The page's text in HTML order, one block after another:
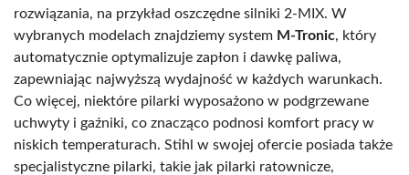
rozwiązania, na przykład oszczędne silniki 2-MIX. W
wybranych modelach znajdziemy system M-Tronic, który
automatycznie optymalizuje zapłon i dawkę paliwa,
zapewniając najwyższą wydajność w każdych warunkach.
Co więcej, niektóre pilarki wyposażono w podgrzewane
uchwyty i gaźniki, co znacząco podnosi komfort pracy w
niskich temperaturach. Stihl w swojej ofercie posiada także
specjalistyczne pilarki, takie jak pilarki ratownicze,